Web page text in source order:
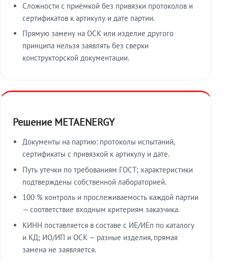
Сложности с приёмкой без привязки протоколов и
сертификатов к артикулу и дате партии.
Прямую замену на ОСК или изделие другого
принципа нельзя заявлять без сверки
конструкторской документации.
Решение METAENERGY
Документы на партию: протоколы испытаний,
сертификаты с привязкой к артикулу и дате.
Путь утечки по требованиям ГОСТ; характеристики
подтверждены собственной лабораторией.
100 % контроль и прослеживаемость каждой партии
— соответствие входным критериям заказчика.
КИНН поставляется в составе с ИЕ/ИЕп по каталогу
и КД; ИО/ИП и ОСК — разные изделия, прямая
замена не заявляется.